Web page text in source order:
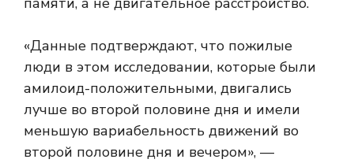
«Данные подтверждают, что пожилые
люди в этом исследовании, которые были
амилоид-положительными, двигались
лучше во второй половине дня и имели
меньшую вариабельность движений во
второй половине дня и вечером», —